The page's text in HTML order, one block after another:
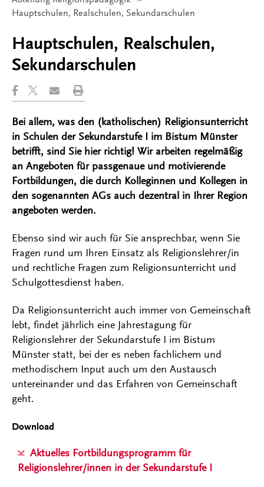
Angezeigt:
Hauptschulen, Realschulen, Sekundarschulen
Hauptschulen, Realschulen,
Sekundarschulen
Bei allem, was den (katholischen) Religionsunterricht
in Schulen der Sekundarstufe I im Bistum Münster
betrifft, sind Sie hier richtig! Wir arbeiten regelmäßig
an Angeboten für passgenaue und motivierende
Fortbildungen, die durch Kolleginnen und Kollegen in
den sogenannten AGs auch dezentral in Ihrer Region
angeboten werden.
Ebenso sind wir auch für Sie ansprechbar, wenn Sie
Fragen rund um Ihren Einsatz als Religionslehrer/in
und rechtliche Fragen zum Religionsunterricht und
Schulgottesdienst haben.
Da Religionsunterricht auch immer von Gemeinschaft
lebt, findet jährlich eine Jahrestagung für
Religionslehrer der Sekundarstufe I im Bistum
Münster statt, bei der es neben fachlichem und
methodischem Input auch um den Austausch
untereinander und das Erfahren von Gemeinschaft
geht.
Download
Aktuelles Fortbildungsprogramm für
Religionslehrer/innen in der Sekundarstufe I